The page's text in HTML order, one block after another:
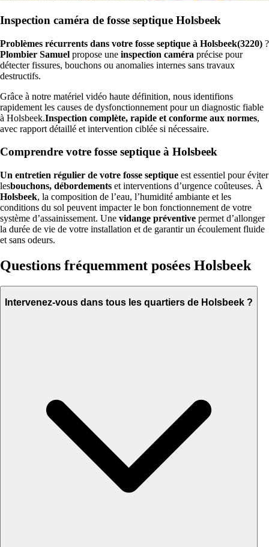
Inspection caméra de fosse septique Holsbeek
Problèmes récurrents dans votre fosse septique à Holsbeek(3220) ?
Plombier Samuel propose une inspection caméra précise pour
détecter fissures, bouchons ou anomalies internes sans travaux
destructifs.
Grâce à notre matériel vidéo haute définition, nous identifions
rapidement les causes de dysfonctionnement pour un diagnostic fiable
à Holsbeek.Inspection complète, rapide et conforme aux normes,
avec rapport détaillé et intervention ciblée si nécessaire.
Comprendre votre fosse septique à Holsbeek
Un entretien régulier de votre fosse septique est essentiel pour éviter
lesbouchons, débordements et interventions d’urgence coûteuses. À
Holsbeek, la composition de l’eau, l’humidité ambiante et les
conditions du sol peuvent impacter le bon fonctionnement de votre
système d’assainissement. Une vidange préventive permet d’allonger
la durée de vie de votre installation et de garantir un écoulement fluide
et sans odeurs.
Questions fréquemment posées Holsbeek
Intervenez-vous dans tous les quartiers de Holsbeek ?